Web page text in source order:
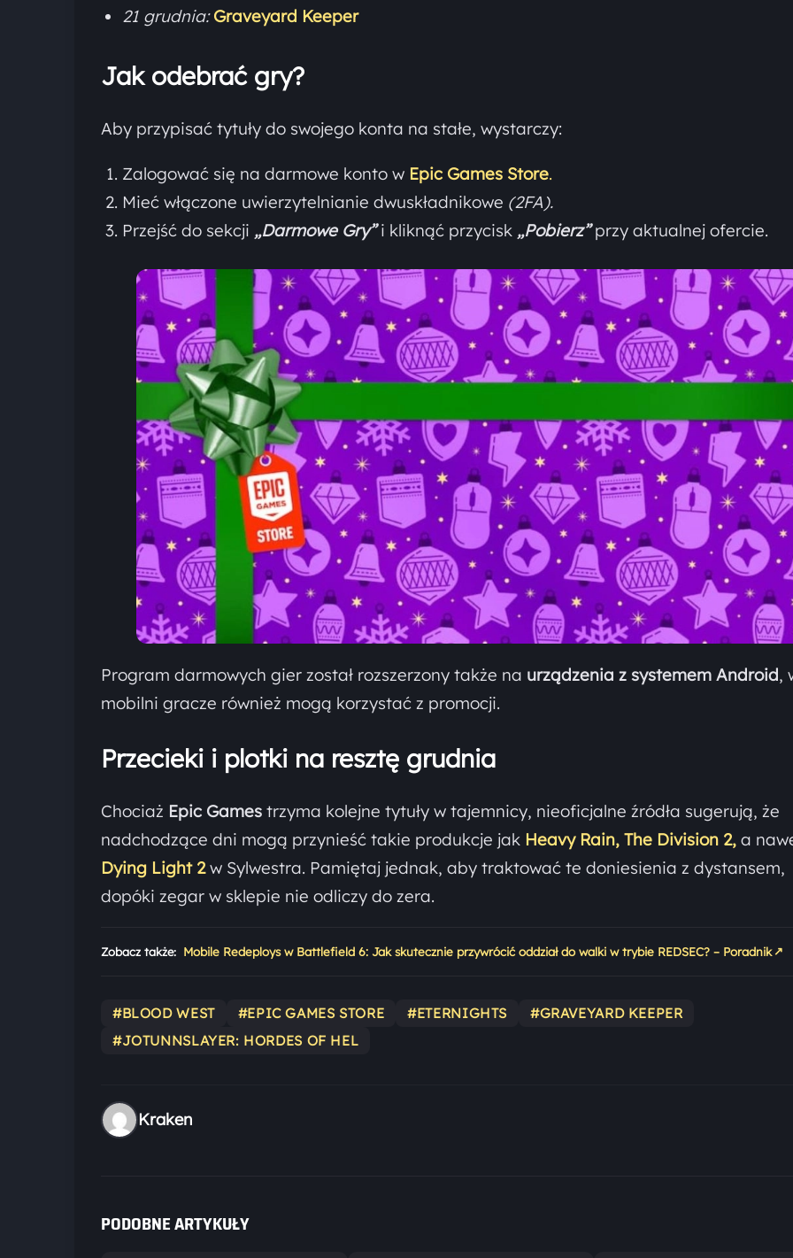
21 grudnia:Graveyard Keeper
Jak odebrać gry?
Aby przypisać tytuły do swojego konta na stałe, wystarczy:
Zalogować się na darmowe konto w Epic Games Store.
Mieć włączone uwierzytelnianie dwuskładnikowe (2FA).
Przejść do sekcji „Darmowe Gry”i kliknąć przycisk „Pobierz”przy aktualnej ofercie.
Program darmowych gier został rozszerzony także na urządzenia z systemem Android,
mobilni gracze również mogą korzystać z promocji.
Przecieki i plotki na resztę grudnia
Chociaż Epic Games trzyma kolejne tytuły w tajemnicy, nieoficjalne źródła sugerują, że
nadchodzące dni mogą przynieść takie produkcje jak Heavy Rain, The Division 2, a
Dying Light 2w Sylwestra. Pamiętaj jednak, aby traktować te doniesienia z dystansem,
dopóki zegar w sklepie nie odliczy do zera.
Zobacz także: Mobile Redeploys w Battlefield 6: Jak skutecznie przywrócić oddział do walki w trybie REDSEC? – Poradnik ↗
#BLOOD WEST #EPIC GAMES STORE #ETERNIGHTS
#GRAVEYARD KEEPER
#JOTUNNSLAYER: HORDES OF HEL
Kraken
PODOBNE ARTYKUŁY